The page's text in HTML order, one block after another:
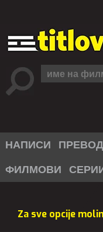
НАПИСИ
ФИЛМОВИ
Za sve opcije